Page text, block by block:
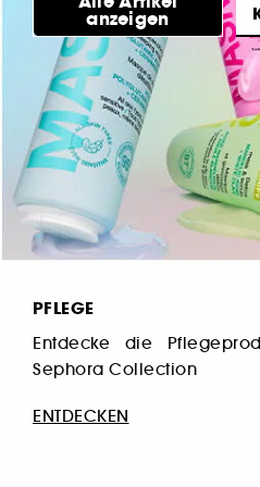
anstoßen!anzeigen
PFLEGE
Entdecke die
Sephora Collection
ENTDECKEN